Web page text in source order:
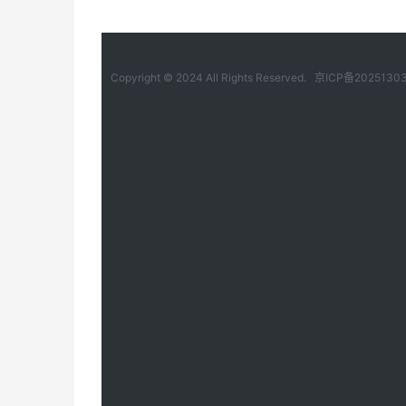
Copyright © 2024 All Rights Reserved. 京ICP备